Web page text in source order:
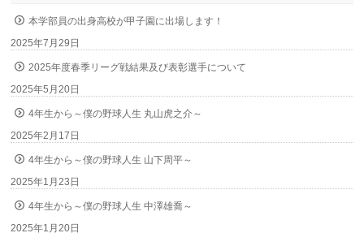
本学部員の出身高校が甲子園に出場します！
2025年7月29日
2025年度春季リーグ戦結果及び表彰選手について
2025年5月20日
4年生から～僕の野球人生 丸山虎之介～
2025年2月17日
4年生から～僕の野球人生 山下周平～
2025年1月23日
4年生から～僕の野球人生 中澤雄喬～
2025年1月20日